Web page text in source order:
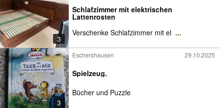
3
Schlafzimmer mit elektrischen
Lattenrosten
Verschenke Schlafzimmer mit el ...
3
Eschershausen 29.10.2025
Spielzeug.
Bücher und Puzzle